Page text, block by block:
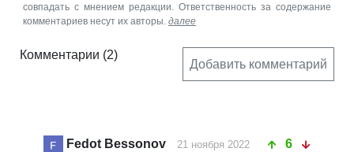
совпадать с мнением редакции. Ответственность за содержание
комментариев несут их авторы. далее
Комментарии (2)
Добавить комментарий
Fedot Bessonov 21 ноября 2022 6